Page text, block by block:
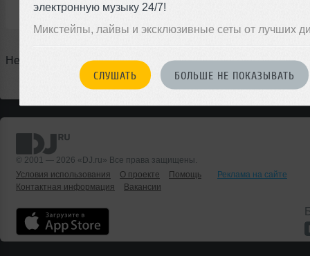
электронную музыку 24/7!
Микстейпы, лайвы и эксклюзивные сеты от лучших
СЛУШАТЬ БОЛЬШЕ НЕ ПОКАЗЫВАТЬ
Что было
Нет предстоящих событий
© 2001 — 2026 «DJ.ru» Все права защищены.
Условия использования
О проекте Помощь
Реклама на сайте
Контактная информация
Вакансии